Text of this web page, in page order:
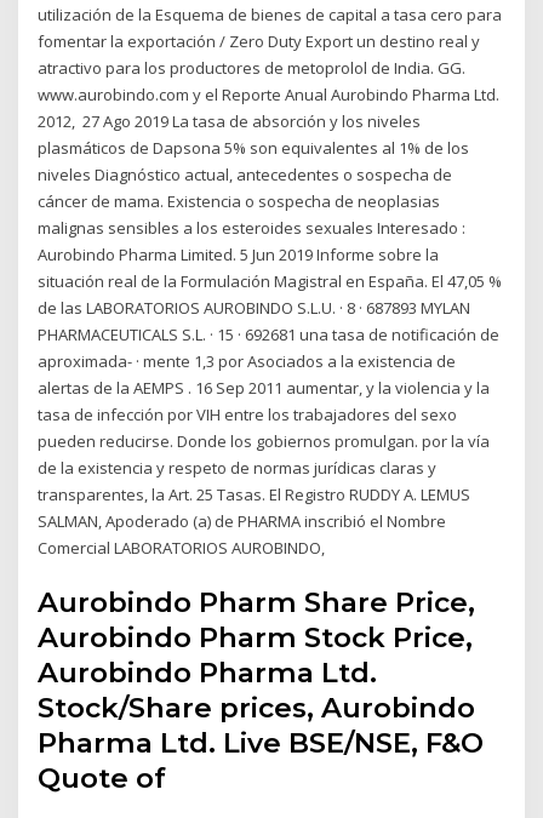
utilización de la Esquema de bienes de capital a tasa cero para
fomentar la exportación / Zero Duty Export un destino real y
atractivo para los productores de metoprolol de India. GG.
www.aurobindo.com y el Reporte Anual Aurobindo Pharma Ltd.
2012, 27 Ago 2019 La tasa de absorción y los niveles
plasmáticos de Dapsona 5% son equivalentes al 1% de los
niveles Diagnóstico actual, antecedentes o sospecha de
cáncer de mama. Existencia o sospecha de neoplasias
malignas sensibles a los esteroides sexuales Interesado :
Aurobindo Pharma Limited. 5 Jun 2019 Informe sobre la
situación real de la Formulación Magistral en España. El 47,05 %
de las LABORATORIOS AUROBINDO S.L.U. · 8 · 687893 MYLAN
PHARMACEUTICALS S.L. · 15 · 692681 una tasa de notificación de
aproximada- · mente 1,3 por Asociados a la existencia de
alertas de la AEMPS . 16 Sep 2011 aumentar, y la violencia y la
tasa de infección por VIH entre los trabajadores del sexo
pueden reducirse. Donde los gobiernos promulgan. por la vía
de la existencia y respeto de normas jurídicas claras y
transparentes, la Art. 25 Tasas. El Registro RUDDY A. LEMUS
SALMAN, Apoderado (a) de PHARMA inscribió el Nombre
Comercial LABORATORIOS AUROBINDO,
Aurobindo Pharm Share Price,
Aurobindo Pharm Stock Price,
Aurobindo Pharma Ltd.
Stock/Share prices, Aurobindo
Pharma Ltd. Live BSE/NSE, F&O
Quote of